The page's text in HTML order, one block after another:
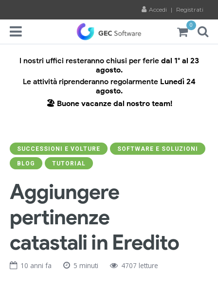
Accedi | Registrati
0
I nostri uffici resteranno chiusi per ferie dal 1° al 23
agosto.
Le attività riprenderanno regolarmente Lunedì 24
agosto.
🏖️ Buone vacanze dal nostro team!
SUCCESSIONI E VOLTURE SOFTWARE E SOLUZIONI
BLOG TUTORIAL
Aggiungere
pertinenze
catastali in Eredito
10 anni fa 5 minuti 4707 letture